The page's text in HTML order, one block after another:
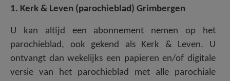
1. Kerk & Leven (parochieblad) Grimbergen
U kan altijd een abonnement nemen op het
parochieblad, ook gekend als Kerk & Leven. U
ontvangt dan wekelijks een papieren en/of digitale
versie van het parochieblad met alle parochiale